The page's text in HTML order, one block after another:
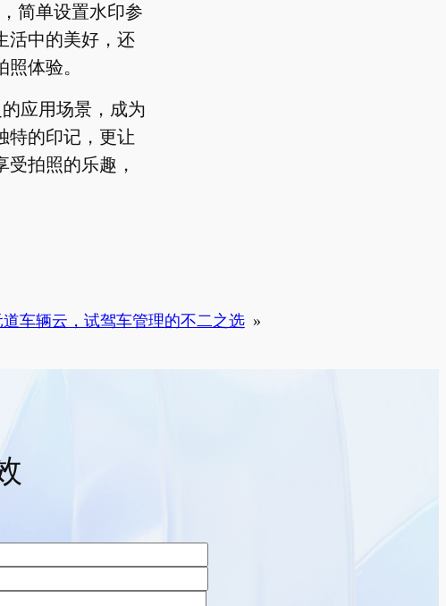
简单设置水印参
活中的美好，还
体验。
应用场景，成为
特的印记，更让
拍照的乐趣，
道车辆云，试驾车管理的不二之选 »